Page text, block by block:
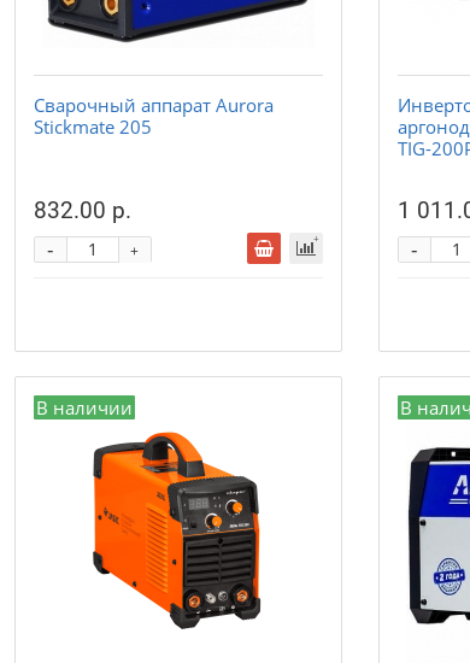
Сварочный аппарат Aurora
Stickmate 205
832.00 р.
+
-
TIG-
1
-
В наличии В